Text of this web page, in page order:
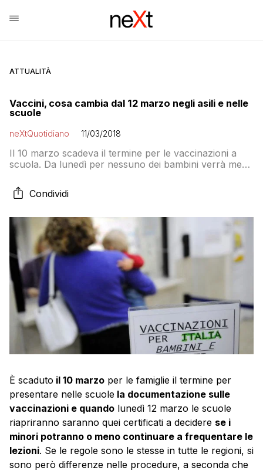
ATTUALITÀ
Vaccini, cosa cambia dal 12 marzo negli asili e nelle
scuole
neXtQuotidiano 11/03/2018
Il 10 marzo scadeva il termine per le vaccinazioni a
scuola. Da lunedì per nessuno dei bambini verrà meno
classe solo quando le loro famiglie avranno
presentato i documenti che attestino o la vaccinazione
presso una ASL
Condividi
È scaduto il 10 marzo per le famiglie il termine per
presentare nelle scuole la documentazione sulle
vaccinazioni e quando lunedì 12 marzo le scuole
riapriranno saranno quei certificati a decidere se i
minori potranno o meno continuare a frequentare le
lezioni. Se le regole sono le stesse in tutte le regioni, si
sono però differenze nelle procedure, a seconda che